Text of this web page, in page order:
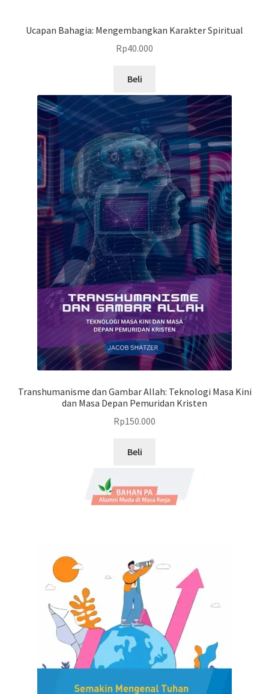
Ucapan Bahagia: Mengembangkan Karakter Spiritual
Rp40.000
Beli
Transhumanisme dan Gambar Allah: Teknologi Masa Kini
dan Masa Depan Pemuridan Kristen
Rp150.000
Beli